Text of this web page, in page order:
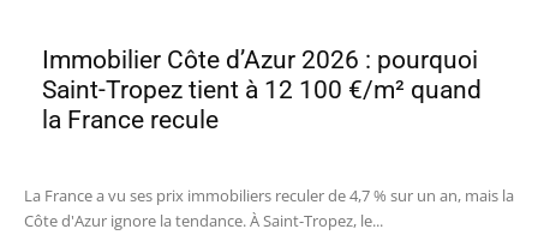
Immobilier Côte d’Azur 2026 : pourquoi
Saint-Tropez tient à 12 100 €/m² quand
la France recule
La France a vu ses prix immobiliers reculer de 4,7 % sur un an, mais la
Côte d'Azur ignore la tendance. À Saint-Tropez, le...